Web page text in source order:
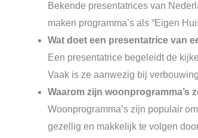
Bekende presentatrices van
maken programma’s als “Eigen
Wat doet een presentatrice van
Een presentatrice begeleidt de
Vaak is ze aanwezig bij
Waarom zijn woonprogramma’s
Woonprogramma’s zijn populair
gezellig en makkelijk te volgen